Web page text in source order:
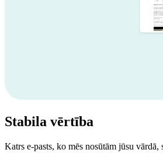
Stabila vērtība
Katrs e-pasts, ko mēs nosūtām jūsu vārdā,